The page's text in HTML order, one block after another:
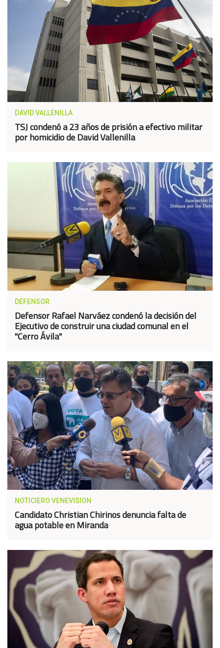
DAVID VALLENILLA
TSJ condenó a 23 años de prisión a efectivo militar
por homicidio de David Vallenilla
DEFENSOR
Defensor Rafael Narváez condenó la decisión del
Ejecutivo de construir una ciudad comunal en el
"Cerro Ávila"
NOTICIERO VENEVISION
Candidato Christian Chirinos denuncia falta de
agua potable en Miranda